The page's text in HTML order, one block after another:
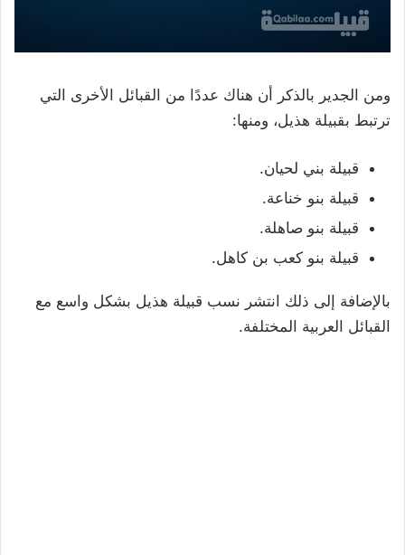
ومن الجدير بالذكر أن هناك عددًا من القبائل الأخرى التي
ترتبط بقبيلة هذيل، ومنها:
قبيلة بني لحيان.
قبيلة بنو خناعة.
قبيلة بنو صاهلة.
قبيلة بنو كعب بن كاهل.
بالإضافة إلى ذلك انتشر نسب قبيلة هذيل بشكل واسع مع
القبائل العربية المختلفة.